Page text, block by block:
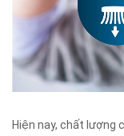
Hiện nay, chất lượng